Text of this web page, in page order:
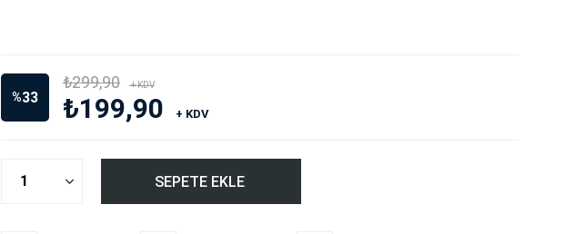
%33
₺299,90 + KDV
₺199,90 + KDV